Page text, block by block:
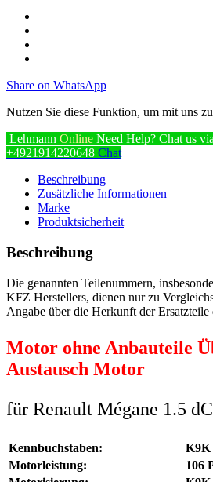
Share on WhatsApp
Nutzen Sie diese Funktion, um mit uns
Lehmann Online Need Help? Chat us
+4921914220648 Chat
Beschreibung
Zusätzliche Informationen
Marke
Produktsicherheit
Beschreibung
Die genannten Teilenummern,
KFZ Herstellers, dienen nur zu
Angabe über die Herkunft der Ersatzteile
Motor ohne Anbauteile
Austausch Motor
für Renault Mégane 1.5
Kennbuchstaben:
K9K
Motorleistung:
106